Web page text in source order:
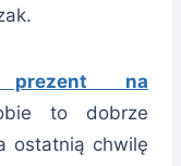
prezent na
to dobrze
ostatnią chwilę